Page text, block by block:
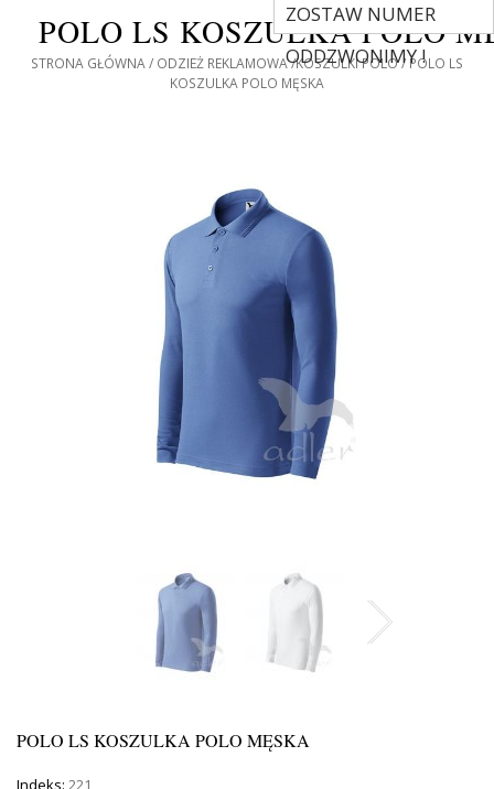
ZOSTAW NUMER
ODDZWONIMY !
POLO LS KOSZULKA POLO
STRONA GŁÓWNA ODZIEŻ REKLAMOWA KOSZULKI POLO
POLO LS
KOSZULKA POLO MĘSKA
POLO LS KOSZULKA POLO MĘSKA
Indeks: 221